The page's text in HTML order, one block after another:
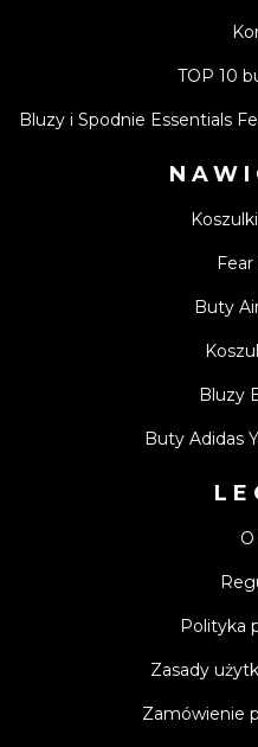
TOP 10
Bluzy i Spodnie Essentials
Buty
Bluzy
Buty Adidas
Polityka
Zasady
Zamówienie